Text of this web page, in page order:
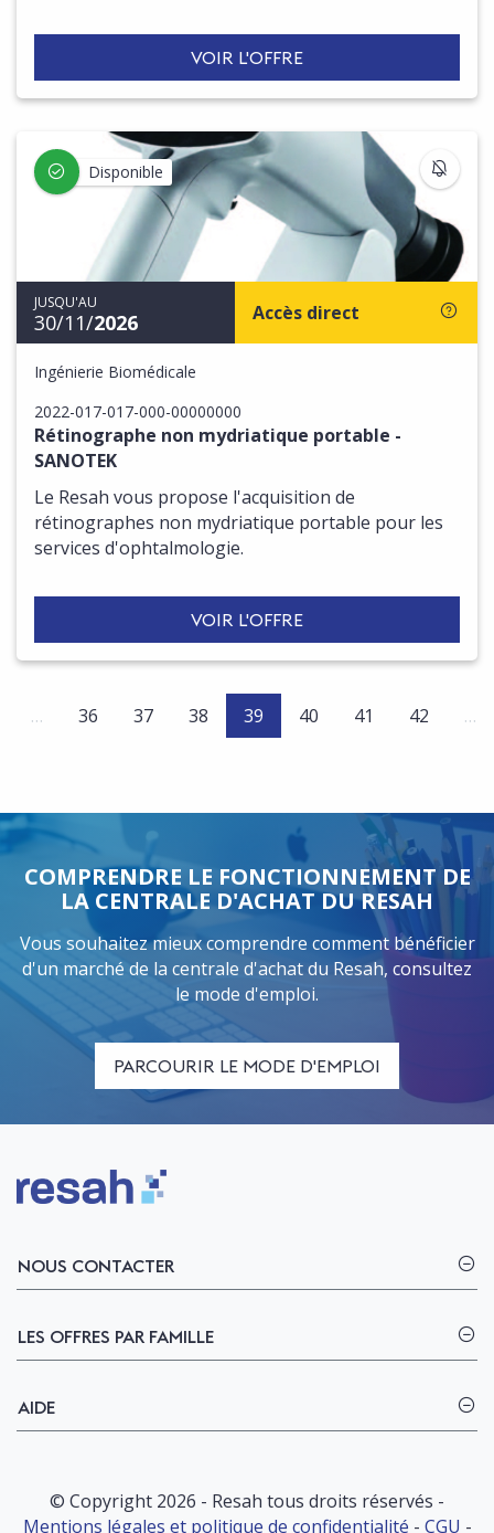
VOIR L'OFFRE
Disponible
JUSQU'AU
30/11/2026 Accès direct
Ingénierie Biomédicale
2022-017-017-000-00000000
Rétinographe non mydriatique portable -
SANOTEK
Le Resah vous propose l'acquisition de
rétinographes non mydriatique portable pour les
services d'ophtalmologie.
VOIR L'OFFRE
… 36 37 38 39(current)
40 41 42 …
COMPRENDRE LE FONCTIONNEMENT DE
LA CENTRALE D'ACHAT DU RESAH
Vous souhaitez mieux comprendre comment bénéficier
d'un marché de la centrale d'achat du Resah, consultez
le mode d'emploi.
PARCOURIR LE MODE D'EMPLOI
Logo Resah
NOUS CONTACTER
LES OFFRES PAR FAMILLE
AIDE
© Copyright 2026 - Resah tous droits réservés -
Mentions légales et politique de confidentialité - CGU -